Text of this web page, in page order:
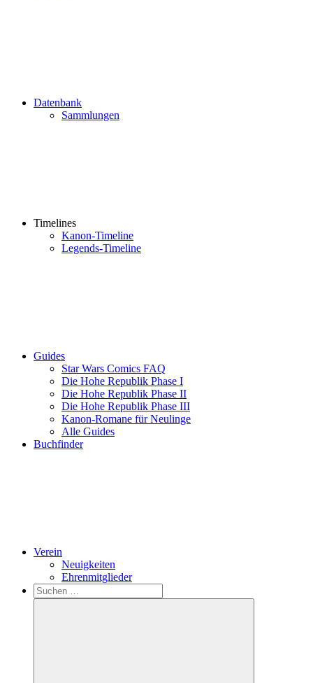
Datenbank
Sammlungen
Timelines
Kanon-Timeline
Legends-Timeline
Guides
Star Wars Comics FAQ
Die Hohe Republik Phase I
Die Hohe Republik Phase II
Die Hohe Republik Phase III
Kanon-Romane für Neulinge
Alle Guides
Buchfinder
Verein
Neuigkeiten
Ehrenmitglieder
Search
Suchen
nach: